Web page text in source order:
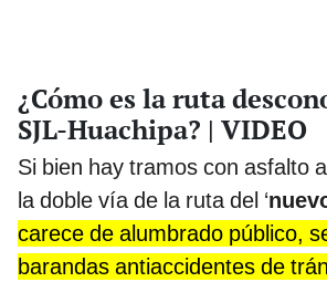
¿Cómo es la ruta
SJL-Huachipa? | VIDEO
Si bien hay tramos con asfalto
la doble vía de la ruta del ‘
carece de alumbrado público,
barandas antiaccidentes de